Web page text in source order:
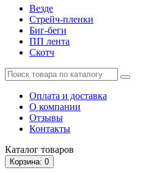
Везде
Стрейч-пленки
Биг-беги
ПП лента
Скотч
Оплата и доставка
О компании
Отзывы
Контакты
Каталог товаров
Корзина: 0